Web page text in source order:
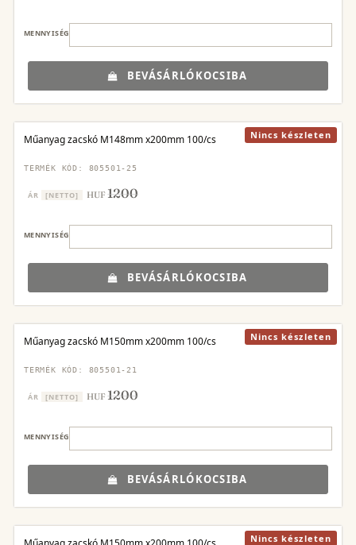
MENNYISÉG
BEVÁSÁRLÓKOCSIBA
Nincs készleten
Műanyag zacskó M148mm x200mm 100/cs
TERMÉK KÓD: 805501-25
ÁR [NETTO] HUF1200
MENNYISÉG
BEVÁSÁRLÓKOCSIBA
Nincs készleten
Műanyag zacskó M150mm x200mm 100/cs
TERMÉK KÓD: 805501-21
ÁR [NETTO] HUF1200
MENNYISÉG
BEVÁSÁRLÓKOCSIBA
Nincs készleten